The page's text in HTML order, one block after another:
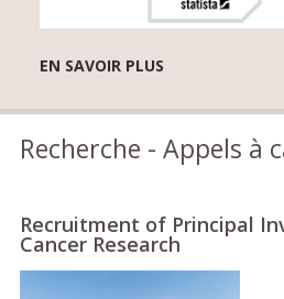
EN SAVOIR PLUS
Recherche - Appels à
Recruitment of Principal
Cancer Research